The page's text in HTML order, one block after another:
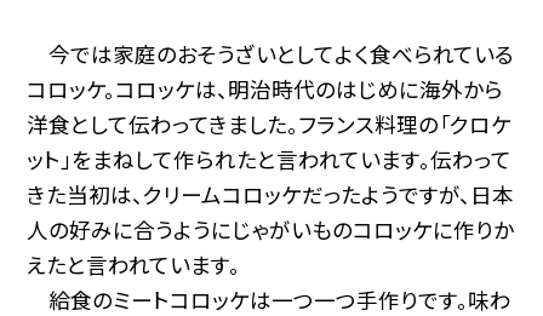
今では家庭のおそうざいとしてよく食べられている
コロッケ。コロッケは、明治時代のはじめに海外から
洋食として伝わってきました。フランス料理の「クロケ
ット」をまねして作られたと言われています。伝わって
きた当初は、クリームコロッケだったようですが、日本
人の好みに合うようにじゃがいものコロッケに作りか
えたと言われています。
給食のミートコロッケは一つ一つ手作りです。味わ